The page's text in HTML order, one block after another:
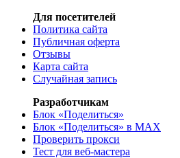
Для посетителей
Политика сайта
Публичная оферта
Отзывы
Карта сайта
Случайная запись
Разработчикам
Блок «Поделиться»
Блок «Поделиться» в MAX
Проверить прокси
Тест для веб-мастера